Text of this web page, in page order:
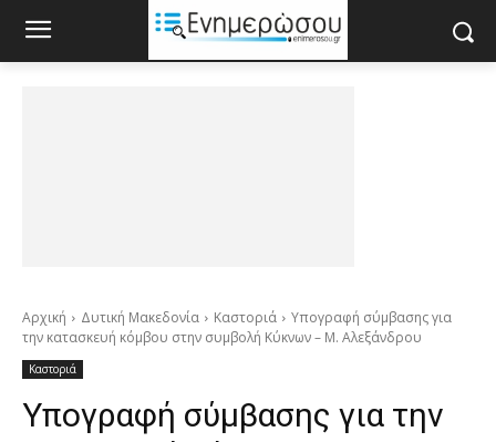
Αρχική Δυτική Μακεδονία Καστοριά
Υπογραφή σύμβασης για
την κατασκευή κόμβου στην συμβολή Κύκνων – Μ. Αλεξάνδρου
Καστοριά
Υπογραφή σύμβασης για την